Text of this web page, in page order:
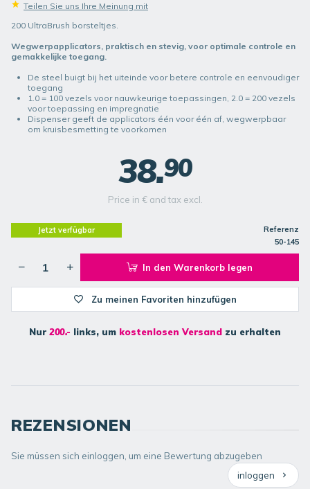
Teilen Sie uns Ihre Meinung mit
200 UltraBrush borsteltjes.
Wegwerpapplicators, praktisch en stevig, voor optimale controle en
gemakkelijke toegang.
De steel buigt bij het uiteinde voor betere controle en eenvoudiger
toegang
1.0 = 100 vezels voor nauwkeurige toepassingen, 2.0 = 200 vezels
voor toepassing en impregnatie
Dispenser geeft de applicators één voor één af, wegwerpbaar
om kruisbesmetting te voorkomen
38.90
Price in € and tax excl.
Jetzt verfügbar
Referenz
50-145
In den Warenkorb legen
Zu meinen Favoriten hinzufügen
Nur200.- links, um kostenlosen Versandzu erhalten
REZENSIONEN
Sie müssen sich einloggen, um eine Bewertung abzugeben
inloggen